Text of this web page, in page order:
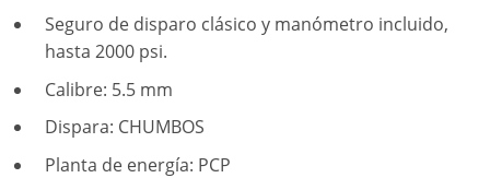
Seguro de disparo clásico y manómetro incluido,
hasta 2000 psi.
Calibre: 5.5 mm
Dispara: CHUMBOS
Planta de energía: PCP